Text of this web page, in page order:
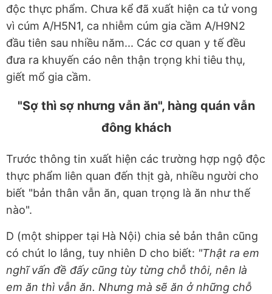
độc thực phẩm. Chưa kể đã xuất hiện ca tử vong
vì cúm A/H5N1, ca nhiễm cúm gia cầm A/H9N2
đầu tiên sau nhiều năm... Các cơ quan y tế đều
đưa ra khuyến cáo nên thận trọng khi tiêu thụ,
giết mổ gia cầm.
"Sợ thì sợ nhưng vẫn ăn", hàng quán vẫn
đông khách
Trước thông tin xuất hiện các trường hợp ngộ độc
thực phẩm liên quan đến thịt gà, nhiều người cho
biết "bản thân vẫn ăn, quan trọng là ăn như thế
nào".
D (một shipper tại Hà Nội) chia sẻ bản thân cũng
có chút lo lắng, tuy nhiên D cho biết: "Thật ra em
nghĩ vấn đề đấy cũng tùy từng chỗ thôi, nên là
em ăn thì vẫn ăn. Nhưng mà sẽ ăn ở những chỗ